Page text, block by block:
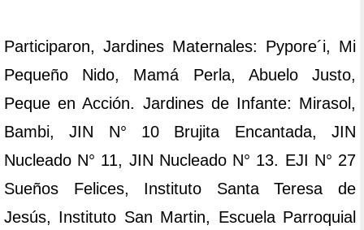
Participaron, Jardines Maternales: Pypore´i, Mi
Pequeño Nido, Mamá Perla, Abuelo Justo,
Peque en Acción. Jardines de Infante: Mirasol,
Bambi, JIN N° 10 Brujita Encantada, JIN
Nucleado N° 11, JIN Nucleado N° 13. EJI N° 27
Sueños Felices, Instituto Santa Teresa de
Jesús, Instituto San Martin, Escuela Parroquial